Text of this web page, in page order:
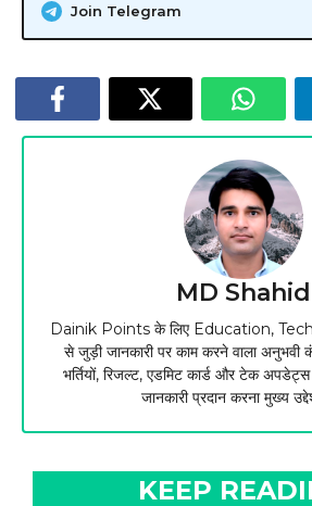
Join Telegram
MD Shahid
Dainik Points के लिए Education,
से जुड़ी जानकारी पर काम करने वाला अनुभवी
भर्तियों, रिजल्ट, एडमिट कार्ड और टेक
जानकारी प्रदान करना मुख्य
KEEP